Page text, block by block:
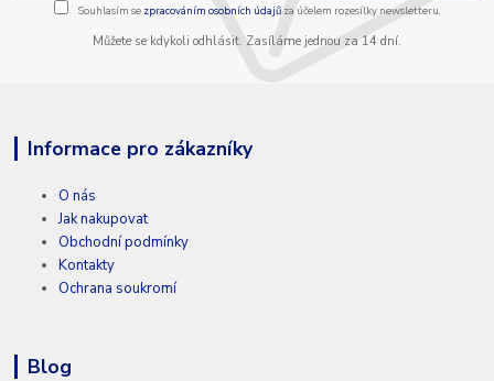
Souhlasím se zpracováním osobních údajůza účelem rozesílky newsletteru.
Můžete se kdykoli odhlásit. Zasíláme jednou za 14 dní.
Informace pro zákazníky
O nás
Jak nakupovat
Obchodní podmínky
Kontakty
Ochrana soukromí
Blog